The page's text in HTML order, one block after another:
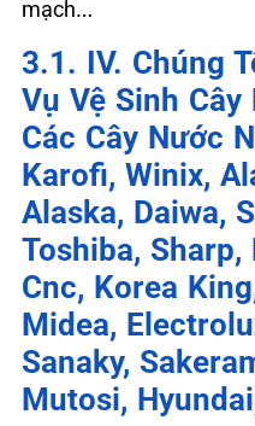
mạch…
3.1. IV. Chúng
Vụ Vệ Sinh
Các Cây Nước
Karofi, Winix,
Alaska, Daiwa,
Toshiba, Sharp,
Cnc, Korea
Midea,
Sanaky,
Mutosi,